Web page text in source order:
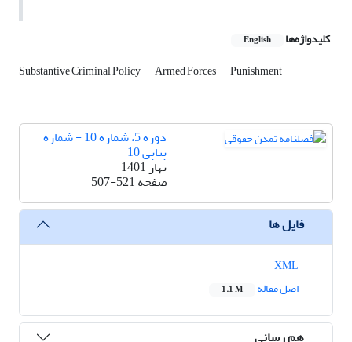
کلیدواژه‌ها English
Substantive Criminal Policy Armed Forces Punishment
دوره 5، شماره 10 - شماره
پیاپی 10
بهار 1401
صفحه507-521
فایل ها
اصل مقاله
1.1 M
هم رسانی